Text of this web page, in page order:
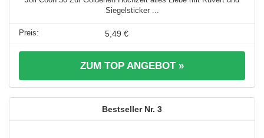
Siegelsticker ...
5,49 €
ZUM TOP ANGEBOT »
3